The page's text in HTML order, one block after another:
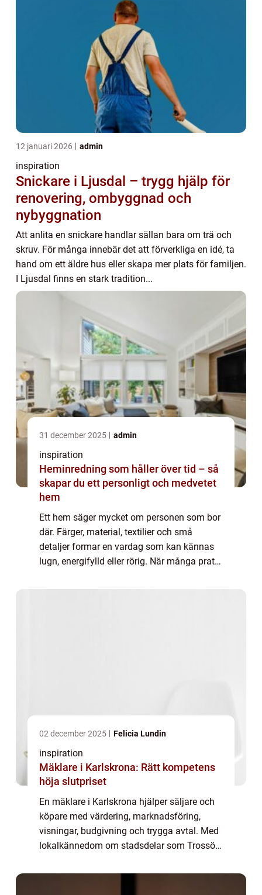
12 januari 2026 admin
inspiration
Snickare i Ljusdal – trygg hjälp för
renovering, ombyggnad och
nybyggnation
Att anlita en snickare handlar sällan bara om trä och
skruv. För många innebär det att förverkliga en idé, ta
hand om ett äldre hus eller skapa mer plats för familjen.
I Ljusdal finns en stark tradition...
31 december 2025 admin
inspiration
Heminredning som håller över tid – så
skapar du ett personligt och medvetet
hem
Ett hem säger mycket om personen som bor
där. Färger, material, textilier och små
detaljer formar en vardag som kan kännas
lugn, energifylld eller rörig. När många pratar
02 december 2025 Felicia Lundin
inspiration
Mäklare i Karlskrona: Rätt kompetens
höja slutpriset
En mäklare i Karlskrona hjälper säljare och
köpare med värdering, marknadsföring,
visningar, budgivning och trygga avtal. Med
lokalkännedom om stadsdelar som Trossö,